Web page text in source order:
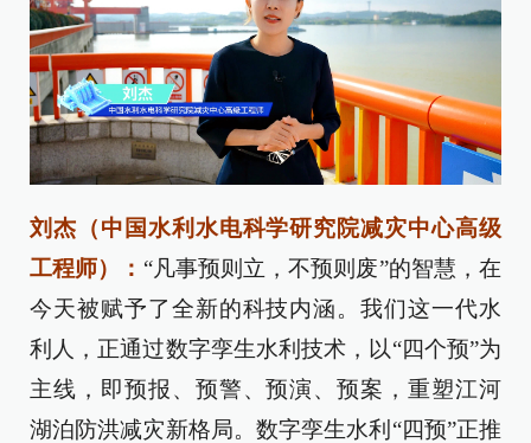
刘杰（中国水利水电科学研究院减灾中心高级
工程师）： “凡事预则立，不预则废”的智慧，在
今天被赋予了全新的科技内涵。我们这一代水
利人，正通过数字孪生水利技术，以“四个预”为
主线，即预报、预警、预演、预案，重塑江河
湖泊防洪减灾新格局。数字孪生水利“四预”正推